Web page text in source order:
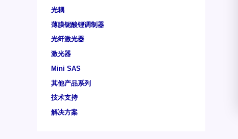
光耦
薄膜铌酸锂调制器
光纤激光器
激光器
Mini SAS
其他产品系列
技术支持
解决方案